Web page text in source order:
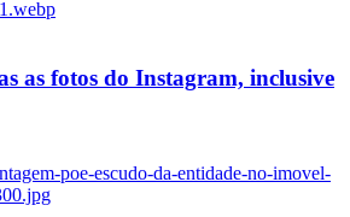
as fotos do Instagram, inclusive